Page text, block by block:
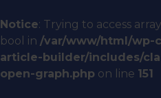
Notice: Trying to access
bool in /var/www/html/wp-
article-builder/includes/
open-graph.php on line 151